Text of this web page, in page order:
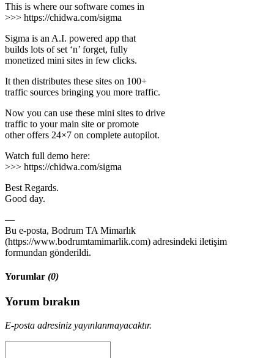
This is where our software comes in
>>> https://chidwa.com/sigma
Sigma is an A.I. powered app that
builds lots of set ‘n’ forget, fully
monetized mini sites in few clicks.
It then distributes these sites on 100+
traffic sources bringing you more traffic.
Now you can use these mini sites to drive
traffic to your main site or promote
other offers 24×7 on complete autopilot.
Watch full demo here:
>>> https://chidwa.com/sigma
Best Regards.
Good day.
—
Bu e-posta, Bodrum TA Mimarlık
(https://www.bodrumtamimarlik.com) adresindeki iletişim
formundan gönderildi.
Yorumlar (0)
Yorum bırakın
E-posta adresiniz yayınlanmayacaktır.